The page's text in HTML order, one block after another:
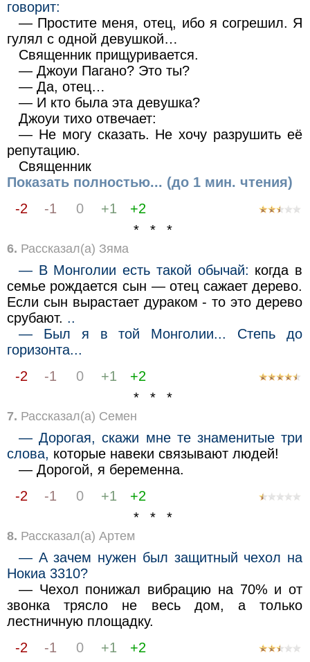
говорит:
— Простите меня, отец, ибо я согрешил. Я
гулял с одной девушкой…
Священник прищуривается.
— Джоуи Пагано? Это ты?
— Да, отец…
— И кто была эта девушка?
Джоуи тихо отвечает:
— Не могу сказать. Не хочу разрушить её
репутацию.
Священник
Показать полностью... (до 1 мин. чтения)
-2
-1 0 +1
+2
* * *
6. Рассказал(а) Зяма
— В Монголии есть такой обычай: когда в
семье рождается сын — отец сажает дерево.
Если сын вырастает дураком - то это дерево
срубают. ..
— Был я в той Монголии... Степь до
горизонта...
-2
-1 0 +1
+2
* * *
7. Рассказал(а) Семен
— Дорогая, скажи мне те знаменитые три
слова, которые навеки связывают людей!
— Дорогой, я беременна.
-2
-1 0 +1
+2
* * *
8. Рассказал(а) Артем
— А зачем нужен был защитный чехол на
Нокиа 3310?
— Чехол понижал вибрацию на 70% и от
звонка трясло не весь дом, а только
лестничную площадку.
-2
-1 0 +1 +2